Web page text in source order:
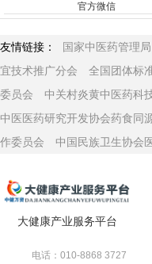
官方微信
友情链接： 国家中医药管理局
宜技术推广分会
全国团体标
委员会
中关村炎黄中医药科
中医医药研究开发协会药食同
作委员会
中国民族卫生协会
大健康产业服务平台
电话：010-8868 3727